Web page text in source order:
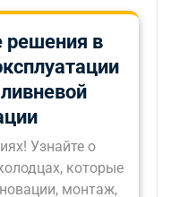
решения в
Узнайте о
которые
монтаж,